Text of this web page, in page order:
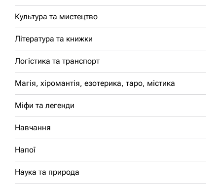
Культура та мистецтво
Література та книжки
Логістика та транспорт
Магія, хіромантія, езотерика, таро, містика
Міфи та легенди
Навчання
Напої
Наука та природа